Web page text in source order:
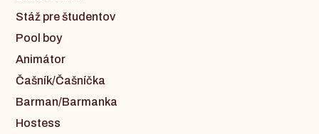
Stáž pre študentov
Pool boy
Animátor
Čašník/Čašníčka
Barman/Barmanka
Hostess